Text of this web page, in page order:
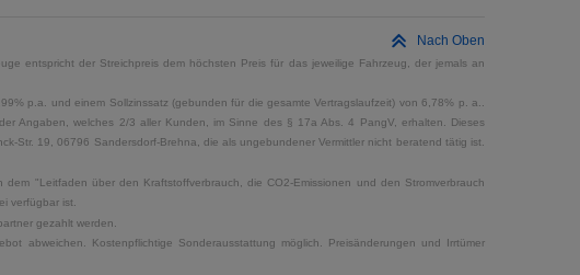
Nach Oben
entspricht der Streichpreis dem höchsten Preis für das jeweilige Fahrzeug, der jemals an
p.a. und einem Sollzinssatz (gebunden für die gesamte Vertragslaufzeit) von 6,78% p. a..
Angaben, welches 2/3 aller Kunden, im Sinne des § 17a Abs. 4 PangV, erhalten. Dieses
Str. 19, 06796 Sandersdorf-Brehna, die als ungebundener Vermittler nicht beratend tätig ist.
"Leitfaden über den Kraftstoffverbrauch, die CO2-Emissionen und den Stromverbrauch
verfügbar ist.
gezahlt werden.
abweichen. Kostenpflichtige Sonderausstattung möglich. Preisänderungen und Irrtümer